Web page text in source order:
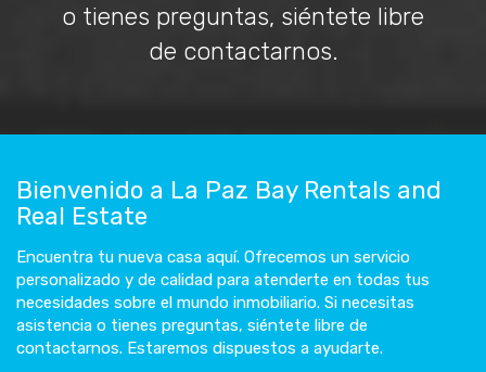
o tienes preguntas, siéntete libre
de contactarnos.
Bienvenido a La Paz Bay Rentals and
Real Estate
Encuentra tu nueva casa aquí. Ofrecemos un servicio
personalizado y de calidad para atenderte en todas tus
necesidades sobre el mundo inmobiliario. Si necesitas
asistencia o tienes preguntas, siéntete libre de
contactarnos. Estaremos dispuestos a ayudarte.